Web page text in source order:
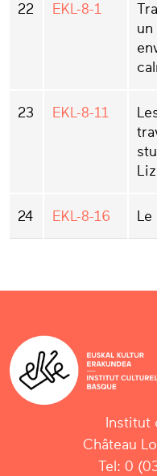
22 EKL-8-1
un
23 EKL-8-11
24 EKL-8-16 Le
Institut
Château
Tel: 0